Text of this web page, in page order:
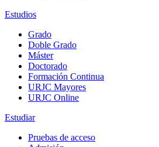
Estudios
Grado
Doble Grado
Máster
Doctorado
Formación Continua
URJC Mayores
URJC Online
Estudiar
Pruebas de acceso